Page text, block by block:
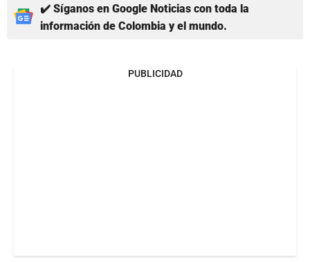
✔️ Síganos en Google Noticias con toda la
información de Colombia y el mundo.
PUBLICIDAD